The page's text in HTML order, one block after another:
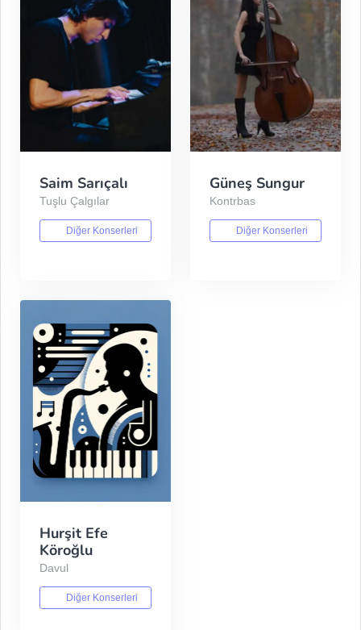
Saim Sarıçalı
Tuşlu Çalgılar
Diğer Konserleri
Güneş Sungur
Kontrbas
Diğer Konserleri
Hurşit Efe
Köroğlu
Davul
Diğer Konserleri